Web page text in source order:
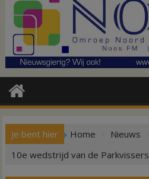
Je bent hier Home Nieuws
10e wedstrijd van de Parkvissers